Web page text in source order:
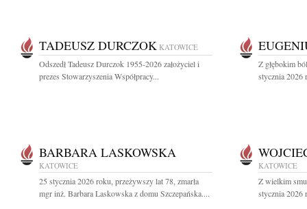
TADEUSZ DURCZOK KATOWICE
Odszedł Tadeusz Durczok 1955-2026 założyciel i
prezes Stowarzyszenia Współpracy...
Z głębokim
stycznia 2026
BARBARA LASKOWSKA
KATOWICE
25 stycznia 2026 roku, przeżywszy lat 78, zmarła
mgr inż. Barbara Laskowska z domu Szczepańska....
KATOWICE
Z wielkim
stycznia 2026